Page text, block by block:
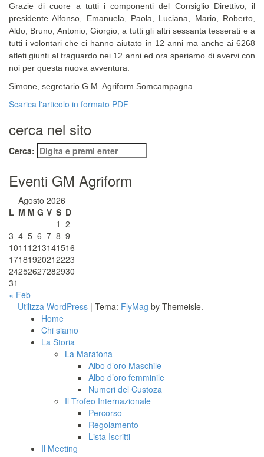
Grazie di cuore a tutti i componenti del Consiglio Direttivo, il
presidente Alfonso, Emanuela, Paola, Luciana, Mario, Roberto,
Aldo, Bruno, Antonio, Giorgio, a tutti gli altri sessanta tesserati e a
tutti i volontari che ci hanno aiutato in 12 anni ma anche ai 6268
atleti giunti al traguardo nei 12 anni ed ora speriamo di avervi con
noi per questa nuova avventura.
Simone, segretario G.M. Agriform Somcampagna
Scarica l'articolo in formato PDF
cerca nel sito
Cerca:
Eventi GM Agriform
Agosto 2026
L M M G V S D
1 2
3 4 5 6 7 8 9
1011 1213141516
17181920212223
24252627282930
31
« Feb
Utilizza WordPress | Tema: FlyMag by Themeisle.
Home
Chi siamo
La Storia
La Maratona
Albo d’oro Maschile
Albo d’oro femminile
Numeri del Custoza
Il Trofeo Internazionale
Percorso
Regolamento
Lista Iscritti
Il Meeting